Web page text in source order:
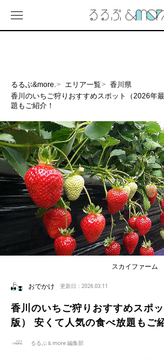
るるぶ&more. エリア一覧
香川県
香川のいちご狩りおすすめスポット（2026年
題もご紹介！
スカイファーム
おでかけ 更新日：2026.03.11
香川のいちご狩りおすすめスポ
版） 安くて人気の食べ放題もご
るるぶ＆more.編集部